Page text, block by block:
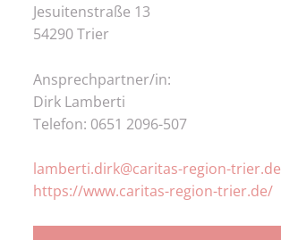
Jesuitenstraße 13
54290 Trier
Ansprechpartner/in:
Dirk Lamberti
Telefon: 0651 2096-507
lamberti.dirk@caritas-region-trier.de
https://www.caritas-region-trier.de/